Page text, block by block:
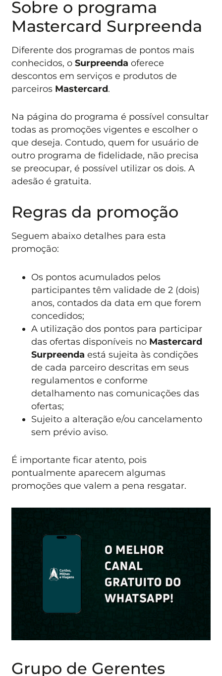
Sobre o programa
Mastercard Surpreenda
Diferente dos programas de pontos mais
conhecidos, o Surpreendaoferece
descontos em serviços e produtos de
parceiros Mastercard.
Na página do programa é possível consultar
todas as promoções vigentes e escolher o
que deseja. Contudo, quem for usuário de
outro programa de fidelidade, não precisa
se preocupar, é possível utilizar os dois. A
adesão é gratuita.
Regras da promoção
Seguem abaixo detalhes para esta
promoção:
Os pontos acumulados pelos
participantes têm validade de 2 (dois)
anos, contados da data em que forem
concedidos;
A utilização dos pontos para participar
das ofertas disponíveis no Mastercard
Surpreenda está sujeita às condições
de cada parceiro descritas em seus
regulamentos e conforme
detalhamento nas comunicações das
ofertas;
Sujeito a alteração e/ou cancelamento
sem prévio aviso.
É importante ficar atento, pois
pontualmente aparecem algumas
promoções que valem a pena resgatar.
Grupo de Gerentes